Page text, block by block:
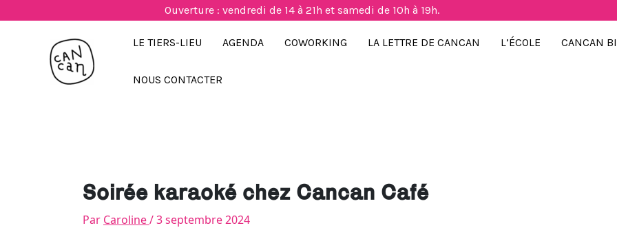
Ouverture : vendredi de 14 à 21h et samedi de 10h à 19h.
au
LE TIERS-LIEU AGENDA COWORKING LA LETTRE DE CANCAN L’ÉCOLE CANCAN
NOUS CONTACTER
Soirée karaoké chez Cancan Café
Par Caroline/3 septembre 2024